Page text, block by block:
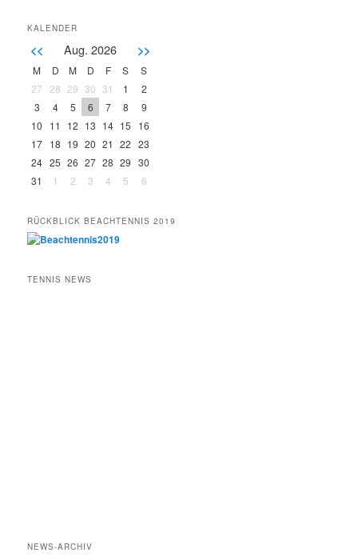
KALENDER
<< Aug. 2026 >>
M D M D F S
S
27
28 29 30 31 1
2
3
4 5 6 7 8
9
10
11 12 13 14 15
16
17 18 19 20 21 22 23
24 25 26 27 28 29 30
31
1 2 3 4 5 6
RÜCKBLICK BEACHTENNIS 2019
TENNIS NEWS
NEWS-ARCHIV